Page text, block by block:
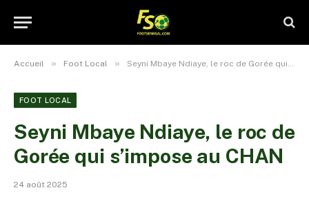
Accueil » Foot Local » Seyni Mbaye Ndiaye, le roc de Gorée qui s’impose au CHAN
FOOT LOCAL
Seyni Mbaye Ndiaye, le roc de
Gorée qui s’impose au CHAN
24 août 2025